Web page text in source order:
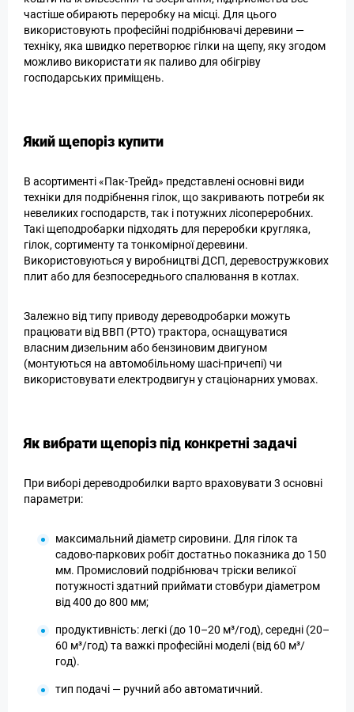
частіше обирають переробку на місці. Для цього
використовують професійні подрібнювачі деревини —
техніку, яка швидко перетворює гілки на щепу, яку згодом
можливо використати як паливо для обігріву
господарських приміщень.
Який щепоріз купити
В асортименті «Пак-Трейд» представлені основні види
техніки для подрібнення гілок, що закривають потреби як
невеликих господарств, так і потужних лісопереробних.
Такі щеподробарки підходять для переробки кругляка,
гілок, сортименту та тонкомірної деревини.
Використовуються у виробництві ДСП, деревостружкових
плит або для безпосереднього спалювання в котлах.
Залежно від типу приводу дереводробарки можуть
працювати від ВВП (PTO) трактора, оснащуватися
власним дизельним або бензиновим двигуном
(монтуються на автомобільному шасі-причепі) чи
використовувати електродвигун у стаціонарних умовах.
Як вибрати щепоріз під конкретні задачі
При виборі дереводробилки варто враховувати 3 основні
параметри:
максимальний діаметр сировини. Для гілок та
садово-паркових робіт достатньо показника до 150
мм. Промисловий подрібнювач тріски великої
потужності здатний приймати стовбури діаметром
від 400 до 800 мм;
продуктивність: легкі (до 10–20 м³/год), середні (20–
60 м³/год) та важкі професійні моделі (від 60 м³/
год).
тип подачі — ручний або автоматичний.